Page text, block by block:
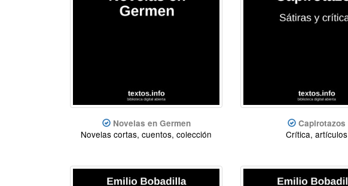
Novelas en Germen
Novelas cortas, cuentos, colección
Capirotazos
Crítica, artículos